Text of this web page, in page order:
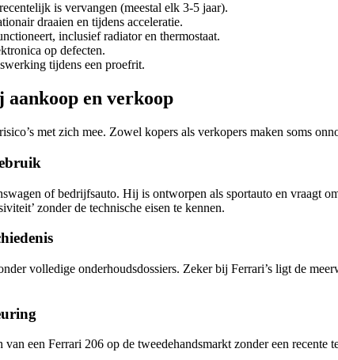
is vervangen (meestal elk 3-5 jaar).
draaien en tijdens acceleratie.
inclusief radiator en thermostaat.
op defecten.
tijdens een proefrit.
aankoop en verkoop
met zich mee. Zowel kopers als verkopers maken soms
of bedrijfsauto. Hij is ontworpen als sportauto en vraagt
zonder de technische eisen te kennen.
volledige onderhoudsdossiers. Zeker bij Ferrari’s ligt de
een Ferrari 206 op de tweedehandsmarkt zonder een